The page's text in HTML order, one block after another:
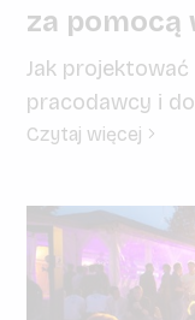
za pomocą
Jak
pracodawcy i
Czytaj więcej